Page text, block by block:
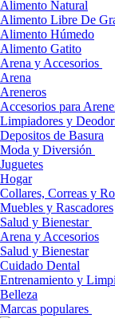
Alimento Natural
Alimento Libre De
Alimento Húmedo
Alimento Gatito
Arena y Accesorios
Arena
Areneros
Accesorios para
Limpiadores y
Depositos de Basura
Moda y Diversión
Juguetes
Hogar
Collares, Correas y
Muebles y Rascadores
Salud y Bienestar
Arena y Accesorios
Salud y Bienestar
Cuidado Dental
Entrenamiento y
Belleza
Marcas populares